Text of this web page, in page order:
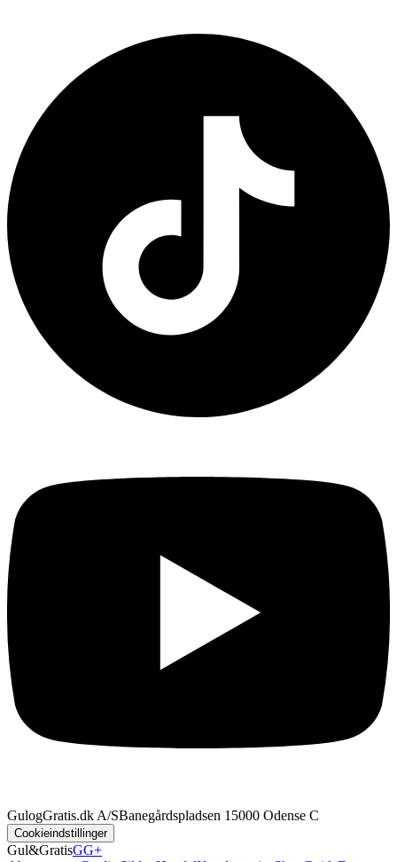
GulogGratis.dk A/SBanegårdspladsen 1 5000 Odense C
Cookieindstillinger
Gul&GratisGG+